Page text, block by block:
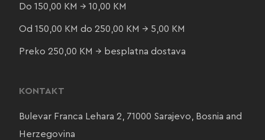
Do 150,00 KM → 10,00 KM
Od 150,00 KM do 250,00 KM → 5,00 KM
Preko 250,00 KM → besplatna dostava
KONTAKT
Bulevar Franca Lehara 2, 71000 Sarajevo, Bosnia and
Herzegovina